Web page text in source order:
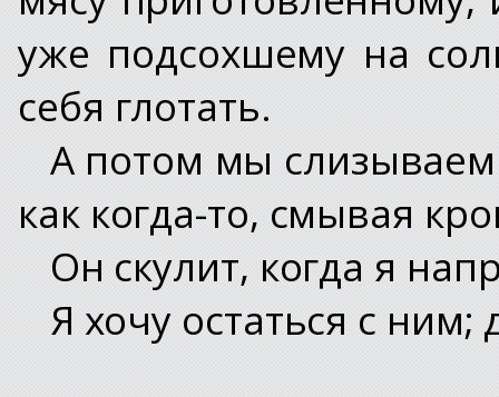
уже подсохшему на
себя глотать.
А потом мы слизываем
как когда-то, смывая
Он скулит, когда я
Я хочу остаться с ним;